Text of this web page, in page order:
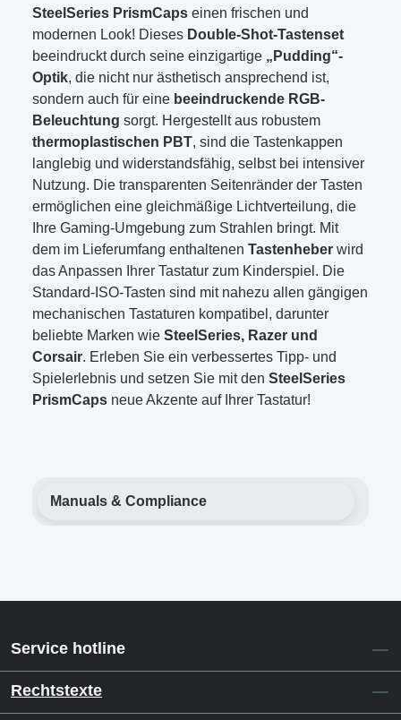
SteelSeries PrismCaps einen frischen und
modernen Look! Dieses Double-Shot-Tastenset
beeindruckt durch seine einzigartige „Pudding“-
Optik, die nicht nur ästhetisch ansprechend ist,
sondern auch für eine beeindruckende RGB-
Beleuchtung sorgt. Hergestellt aus robustem
thermoplastischen PBT, sind die Tastenkappen
langlebig und widerstandsfähig, selbst bei intensiver
Nutzung. Die transparenten Seitenränder der Tasten
ermöglichen eine gleichmäßige Lichtverteilung, die
Ihre Gaming-Umgebung zum Strahlen bringt. Mit
dem im Lieferumfang enthaltenen Tastenheber wird
das Anpassen Ihrer Tastatur zum Kinderspiel. Die
Standard-ISO-Tasten sind mit nahezu allen gängigen
mechanischen Tastaturen kompatibel, darunter
beliebte Marken wie SteelSeries, Razer und
Corsair. Erleben Sie ein verbessertes Tipp- und
Spielerlebnis und setzen Sie mit den SteelSeries
PrismCaps neue Akzente auf Ihrer Tastatur!
Manuals & Compliance
Service hotline
Rechtstexte